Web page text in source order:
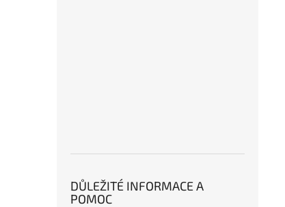
DŮLEŽITÉ INFORMACE A
POMOC